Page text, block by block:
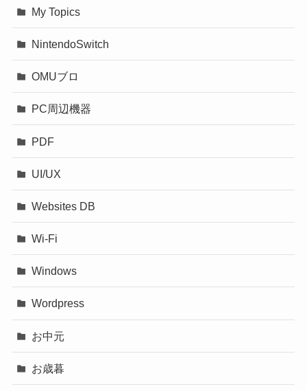
My Topics
NintendoSwitch
OMUブロ
PC周辺機器
PDF
UI/UX
Websites DB
Wi-Fi
Windows
Wordpress
お中元
お歳暮